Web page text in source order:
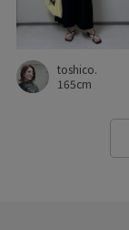
ワイドパンツ
抜け感
秋冬 秋口
toshico.
165cm